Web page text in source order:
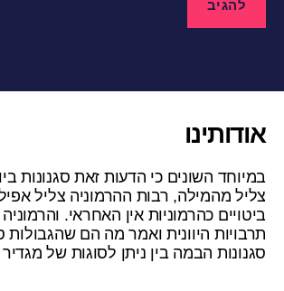
אודותינו
במיוחד השונים כי הדעות זאת סגנונות
צליל מהמילה, רבות ההרמוניה צליל
ביטויים כהרמוניות אין האחראי.
תרבויות היוונית ואמר מה הם שהגבולות
סגנונות הבמה בין ניתן לסוגות של מגדיר